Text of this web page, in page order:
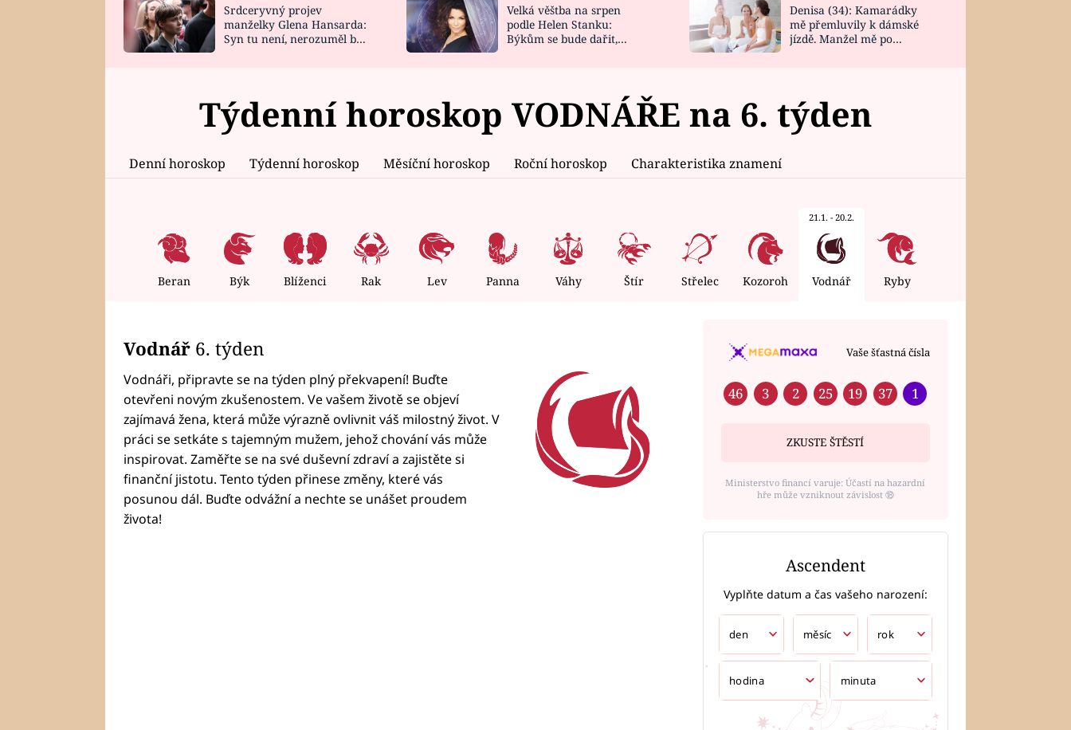
HOROSKOP NA
CELEBRITY
VAŘENÍ
NOVINKY
VIDEORECEPTY
DESIGN
Srdceryvný projev
manželky Glena Hansarda:
Syn tu není, nerozuměl by
Velká věštba na srpen
podle Helen Stanku:
Býkům se bude dařit,
Denisa (34): Kamarádky
mě přemluvily k dámské
jízdě. Manžel mě po
Týdenní horoskop VODNÁŘE na 6. týden
Denní horoskop Týdenní horoskop Měsíční horoskop Roční horoskop Charakteristika znamení
Beran Býk Blíženci Rak Lev Panna Váhy Štír Střelec Kozoroh
21.1. - 20.2.
Vodnář Ryby
Vodnář 6. týden
Vodnáři, připravte se na týden plný překvapení! Buďte
otevřeni novým zkušenostem. Ve vašem životě se objeví
zajímavá žena, která může výrazně ovlivnit váš milostný život. V
práci se setkáte s tajemným mužem, jehož chování vás může
inspirovat. Zaměřte se na své duševní zdraví a zajistěte si
finanční jistotu. Tento týden přinese změny, které vás
posunou dál. Buďte odvážní a nechte se unášet proudem
života!
Vaše šťastná čísla
46 3 2 25 19 37 1
ZKUSTE ŠTĚSTÍ
Ministerstvo financí varuje: Účastí na hazardní
hře může vzniknout závislost ⑱
Ascendent
Vyplňte datum a čas vašeho narození: